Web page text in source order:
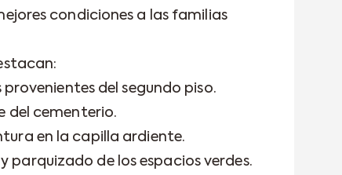
condiciones a las familias
del segundo piso.
del cementerio.
en la capilla ardiente.
parquizado de los espacios verdes.